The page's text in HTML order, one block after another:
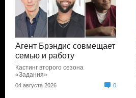
Агент Брэндис совмещает
семью и работу
Кастинг второго сезона
«Задания»
04 августа 2026 0